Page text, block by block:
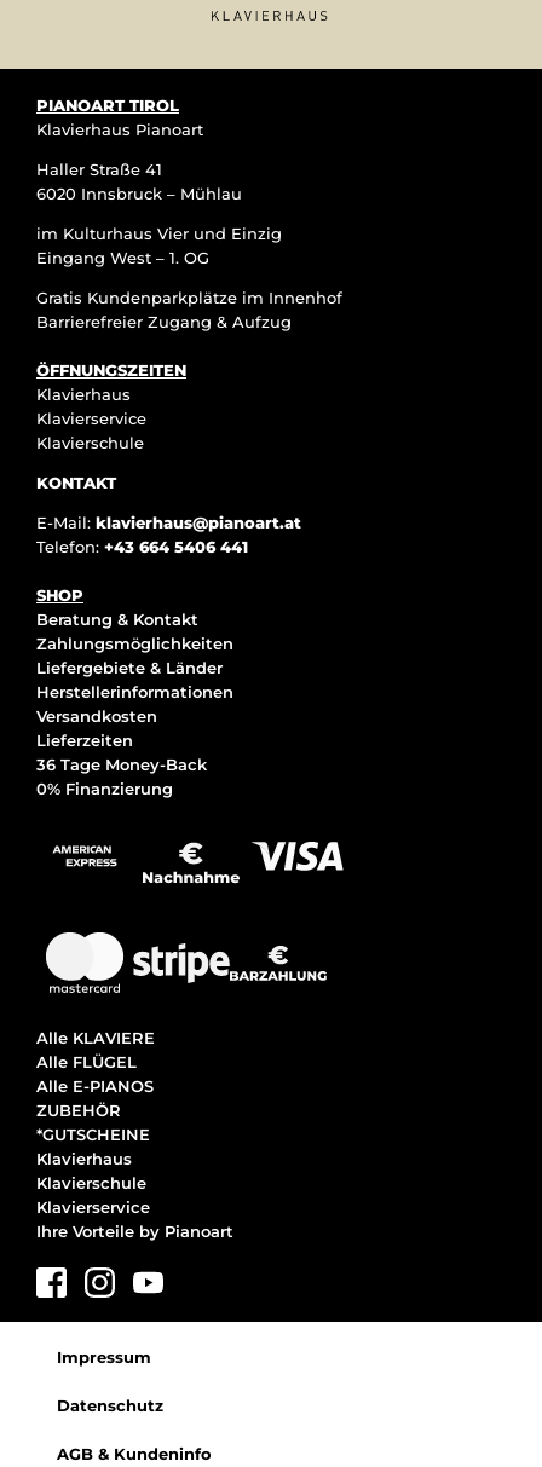
PIANOART TIROL
Klavierhaus Pianoart
Haller Straße 41
6020 Innsbruck – Mühlau
im Kulturhaus Vier und Einzig
Eingang West – 1. OG
Gratis Kundenparkplätze im Innenhof
Barrierefreier Zugang & Aufzug
ÖFFNUNGSZEITEN
Klavierhaus
Klavierservice
Klavierschule
KONTAKT
E-Mail: klavierhaus@pianoart.at
Telefon: +43 664 5406 441
SHOP
Beratung & Kontakt
Zahlungsmöglichkeiten
Liefergebiete & Länder
Herstellerinformationen
Versandkosten
Lieferzeiten
36 Tage Money-Back
0% Finanzierung
Alle KLAVIERE
Alle FLÜGEL
Alle E-PIANOS
ZUBEHÖR
*GUTSCHEINE
Klavierhaus
Klavierschule
Klavierservice
Ihre Vorteile by Pianoart
Impressum
Datenschutz
AGB & Kundeninfo